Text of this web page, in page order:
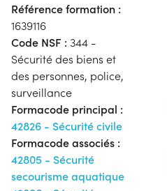
Référence formation :
1639116
Code NSF : 344 -
Sécurité des biens et
des personnes, police,
surveillance
Formacode principal :
42826 - Sécurité civile
Formacode associés :
42805 - Sécurité
secourisme aquatique